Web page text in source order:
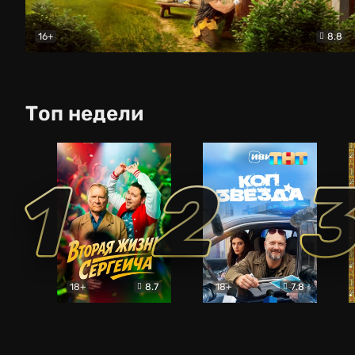
16+ 8.8
Топ недели
1
18+ 8.7
2
18+ 7.8